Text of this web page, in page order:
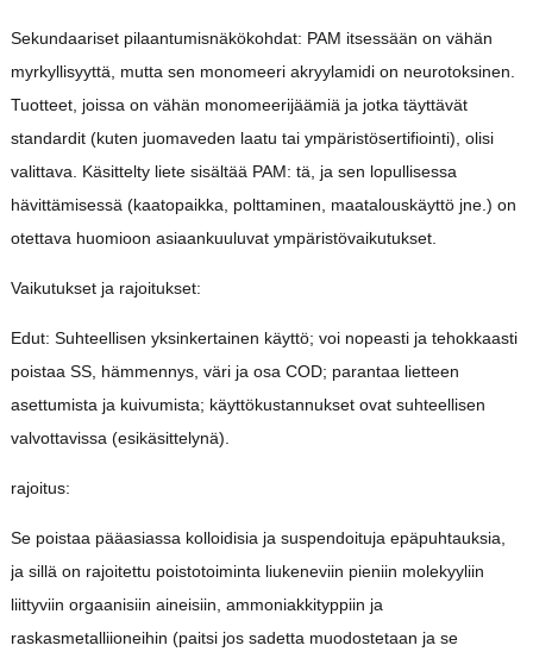
Sekundaariset pilaantumisnäkökohdat: PAM itsessään on vähän
myrkyllisyyttä, mutta sen monomeeri akryylamidi on neurotoksinen.
Tuotteet, joissa on vähän monomeerijäämiä ja jotka täyttävät
standardit (kuten juomaveden laatu tai ympäristösertifiointi), olisi
valittava. Käsittelty liete sisältää PAM: tä, ja sen lopullisessa
hävittämisessä (kaatopaikka, polttaminen, maatalouskäyttö jne.) on
otettava huomioon asiaankuuluvat ympäristövaikutukset.
Vaikutukset ja rajoitukset:
Edut: Suhteellisen yksinkertainen käyttö; voi nopeasti ja tehokkaasti
poistaa SS, hämmennys, väri ja osa COD; parantaa lietteen
asettumista ja kuivumista; käyttökustannukset ovat suhteellisen
valvottavissa (esikäsittelynä).
rajoitus:
Se poistaa pääasiassa kolloidisia ja suspendoituja epäpuhtauksia,
ja sillä on rajoitettu poistotoiminta liukeneviin pieniin molekyyliin
liittyviin orgaanisiin aineisiin, ammoniakkityppiin ja
raskasmetalliioneihin (paitsi jos sadetta muodostetaan ja se